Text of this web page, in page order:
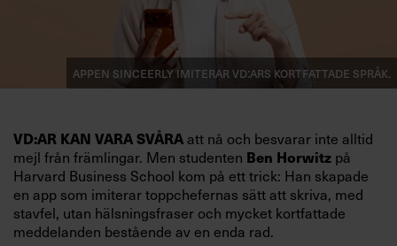
Appen Sinceerly imiterar vd:ars kortfattade språk.
VD:AR KAN VARA SVÅRAatt nå och besvarar inte alltid
mejl från främlingar. Men studenten Ben Horwitz på
Harvard Business School kom på ett trick: Han skapade
en app som imiterar toppchefernas sätt att skriva, med
stavfel, utan hälsningsfraser och mycket kortfattade
meddelanden bestående av en enda rad.